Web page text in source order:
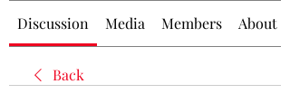
Discussion Media Members About
Back